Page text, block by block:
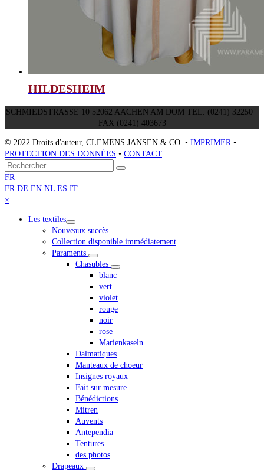
HILDESHEIM
SCHMIEDSTRASSE 10 52062 AACHEN AM DOM TEL. (0241) 32250 ·
FAX (0241) 403673
© 2022 Droits d'auteur, CLEMENS JANSEN & CO. • IMPRIMER•
PROTECTION DES DONNÉES • CONTACT
Retour
au
sommet
Rechercher
Envoyer
FR
FR DE EN NL ES IT
×
menu
Les textiles
Nouveaux succès
Collection disponible immédiatement
Paraments
Chasubles
blanc
vert
violet
rouge
noir
rose
Marienkaseln
Dalmatiques
Manteaux de choeur
Insignes royaux
Fait sur mesure
Bénédictions
Mitren
Auvents
Antependia
Tentures
des photos
Drapeaux